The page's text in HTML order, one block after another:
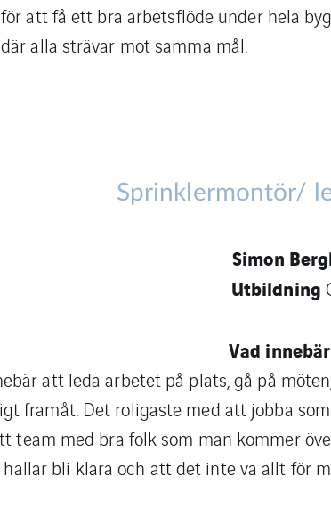
för att få ett bra arbetsflöde under hela
där alla strävar mot samma mål.
Sprinklermontör/
Simon
Utbildning
Vad
att leda arbetet på plats, gå på
framåt. Det roligaste med att jobba
team med bra folk som man kommer
bli klara och att det inte va allt för